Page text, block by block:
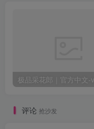
评论 抢沙发